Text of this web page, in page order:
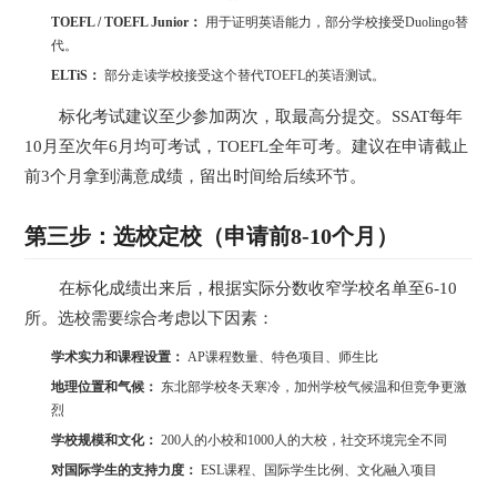
TOEFL / TOEFL Junior： 用于证明英语能力，部分学校接受Duolingo替
代。
ELTiS： 部分走读学校接受这个替代TOEFL的英语测试。
标化考试建议至少参加两次，取最高分提交。SSAT每年
10月至次年6月均可考试，TOEFL全年可考。建议在申请截止
前3个月拿到满意成绩，留出时间给后续环节。
第三步：选校定校（申请前8-10个月）
在标化成绩出来后，根据实际分数收窄学校名单至6-10
所。选校需要综合考虑以下因素：
学术实力和课程设置： AP课程数量、特色项目、师生比
地理位置和气候： 东北部学校冬天寒冷，加州学校气候温和但竞争更激
烈
学校规模和文化： 200人的小校和1000人的大校，社交环境完全不同
对国际学生的支持力度： ESL课程、国际学生比例、文化融入项目